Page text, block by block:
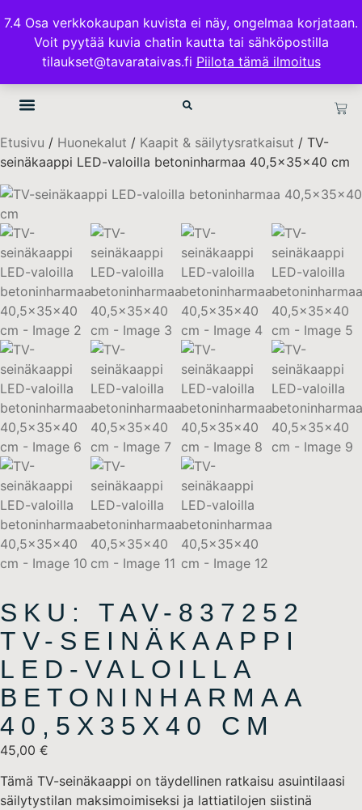
7.4 Osa verkkokaupan kuvista ei näy, ongelmaa korjataan.
Voit pyytää kuvia chatin kautta tai sähköpostilla
tilaukset@tavarataivas.fi Piilota tämä ilmoitus
ILMAINEN TOIMITUS 100€ TILAUKSISSA
TAVARATAIVAS.FI
Etusivu / Huonekalut / Kaapit & säilytysratkaisut / TV-
seinäkaappi LED-valoilla betoninharmaa 40,5x35x40 cm
SKU: TAV-837252
TV-SEINÄKAAPPI
LED-VALOILLA
BETONINHARMAA
40,5X35X40 CM
45,00 €
Tämä TV-seinäkaappi on täydellinen ratkaisu asuintilaasi
säilytystilan maksimoimiseksi ja lattiatilojen siistinä